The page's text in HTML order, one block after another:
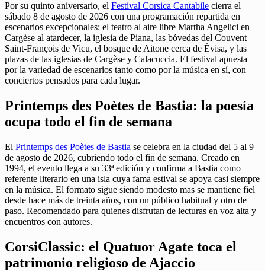
Por su quinto aniversario, el Festival Corsica Cantabile cierra el
sábado 8 de agosto de 2026 con una programación repartida en
escenarios excepcionales: el teatro al aire libre Martha Angelici en
Cargèse al atardecer, la iglesia de Piana, las bóvedas del Couvent
Saint-François de Vicu, el bosque de Aitone cerca de Évisa, y las
plazas de las iglesias de Cargèse y Calacuccia. El festival apuesta
por la variedad de escenarios tanto como por la música en sí, con
conciertos pensados para cada lugar.
Printemps des Poètes de Bastia: la poesía
ocupa todo el fin de semana
El Printemps des Poètes de Bastia se celebra en la ciudad del 5 al 9
de agosto de 2026, cubriendo todo el fin de semana. Creado en
1994, el evento llega a su 33ª edición y confirma a Bastia como
referente literario en una isla cuya fama estival se apoya casi siempre
en la música. El formato sigue siendo modesto mas se mantiene fiel
desde hace más de treinta años, con un público habitual y otro de
paso. Recomendado para quienes disfrutan de lecturas en voz alta y
encuentros con autores.
CorsiClassic: el Quatuor Agate toca el
patrimonio religioso de Ajaccio